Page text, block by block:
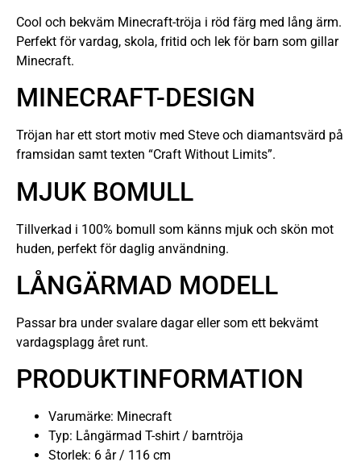
Cool och bekväm Minecraft-tröja i röd färg med lång ärm.
Perfekt för vardag, skola, fritid och lek för barn som gillar
Minecraft.
MINECRAFT-DESIGN
Tröjan har ett stort motiv med Steve och diamantsvärd på
framsidan samt texten “Craft Without Limits”.
MJUK BOMULL
Tillverkad i 100% bomull som känns mjuk och skön mot
huden, perfekt för daglig användning.
LÅNGÄRMAD MODELL
Passar bra under svalare dagar eller som ett bekvämt
vardagsplagg året runt.
PRODUKTINFORMATION
Varumärke: Minecraft
Typ: Långärmad T-shirt / barntröja
Storlek: 6 år / 116 cm